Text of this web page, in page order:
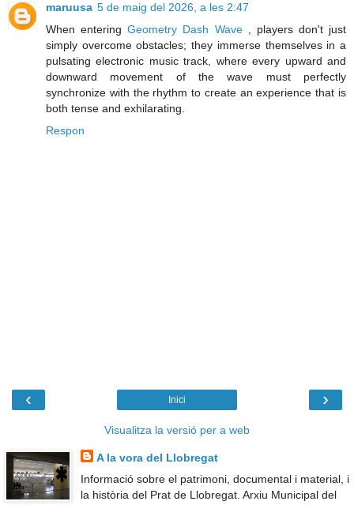
maruusa 5 de maig del 2026, a les 2:47
When enteringGeometry Dash Wave, players don't just
simply overcome obstacles; they immerse themselves in a
pulsating electronic music track, where every upward and
downward movement of the wave must perfectly
synchronize with the rhythm to create an experience that is
both tense and exhilarating.
Respon
‹ ›
Inici
Visualitza la versió per a web
A la vora del Llobregat
Informació sobre el patrimoni, documental i material, i
la història del Prat de Llobregat. Arxiu Municipal del